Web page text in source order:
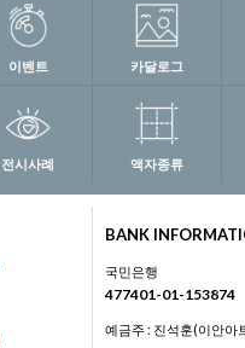
이벤트 카달로그
전시사례 액자종류
BANK
국민은행
477401-01-153874
예금주 : 진석훈(이안아